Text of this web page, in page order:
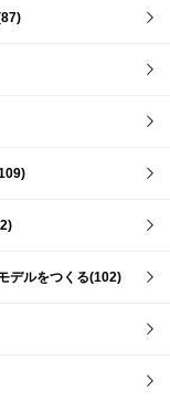
デルをつくる(102)